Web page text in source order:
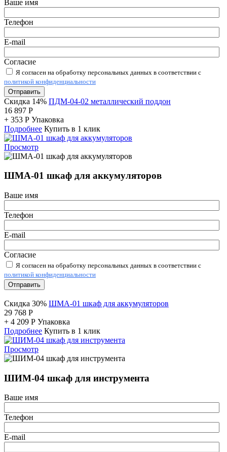
Ваше имя
Телефон
E-mail
Согласие
Я согласен на обработку персональных данных в соответствии с
политикой конфиденциальности
Отправить
Скидка 14% ПДМ-04-02 металлический поддон
16 897 Р
+ 353 Р Упаковка
Подробнее Купить в 1 клик
Просмотр
ШМА-01 шкаф для аккумуляторов
Ваше имя
Телефон
E-mail
Согласие
Я согласен на обработку персональных данных в соответствии с
политикой конфиденциальности
Отправить
Скидка 30% ШМА-01 шкаф для аккумуляторов
29 768 Р
+ 4 209 Р Упаковка
Подробнее Купить в 1 клик
Просмотр
ШИМ-04 шкаф для инструмента
Ваше имя
Телефон
E-mail